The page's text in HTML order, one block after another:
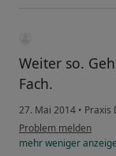
Weiter so.
Fach.
27. Mai 2014 • Praxis
Problem melden
mehrweniger